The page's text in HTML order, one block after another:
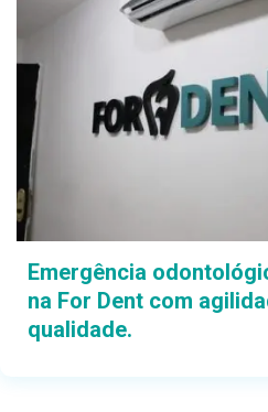
Emergência
na For Dent com
qualidade.